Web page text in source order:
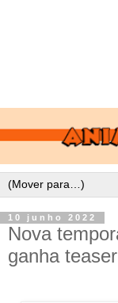
10 junho 2022
Nova
ganha teaser